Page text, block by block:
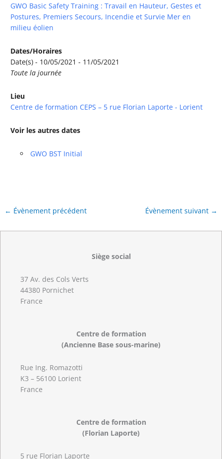
GWO Basic Safety Training : Travail en Hauteur, Gestes et
Postures, Premiers Secours, Incendie et Survie Mer en
milieu éolien
Dates/Horaires
Date(s) - 10/05/2021 - 11/05/2021
Toute la journée
Lieu
Centre de formation CEPS – 5 rue Florian Laporte - Lorient
Voir les autres dates
GWO BST Initial
← Évènement précédent Évènement suivant →
Siège social
37 Av. des Cols Verts
44380 Pornichet
France
Centre de formation
(Ancienne Base sous-marine)
Rue Ing. Romazotti
K3 – 56100 Lorient
France
Centre de formation
(Florian Laporte)
5 rue Florian Laporte